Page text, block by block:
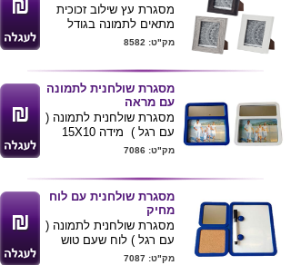
מסגרת עץ שילוב זכוכית
מתאים לתמונה בגודל
10*15
אפור.לבן.חום
גודל מוצר 14*19*1
מק"ט: 8582
מסגרת שולחנית לתמונה
עם מראה
מסגרת שולחנית לתמונה (
עם רגל ) מידה 15X10
ס"מ עם מראה מובנת ,
ניתן להדפיס לוגו ע"ג
המוצר
מק"ט: 7086
מסגרת שולחנית עם לוח
מחיק
מסגרת שולחנית לתמונה (
עם רגל ) לוח שעם טוש
מחיק ושני מגנטים . מגיע
מק"ט: 7087